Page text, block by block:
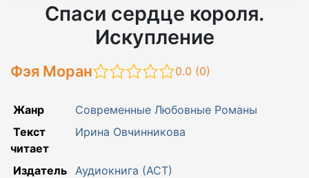
Спаси сердце короля.
Искупление
Фэя Моран 0.0 (0)
Жанр
Современные Любовные Романы
Текст
читает
Ирина Овчинникова
Издатель
Аудиокнига (АСТ)